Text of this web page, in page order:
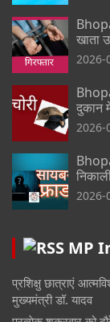
खाता
2026-
दुकान
2026-
2026-
MP
प्रशिक्षु छात्राएं
मुख्यमंत्री डॉ. यादव